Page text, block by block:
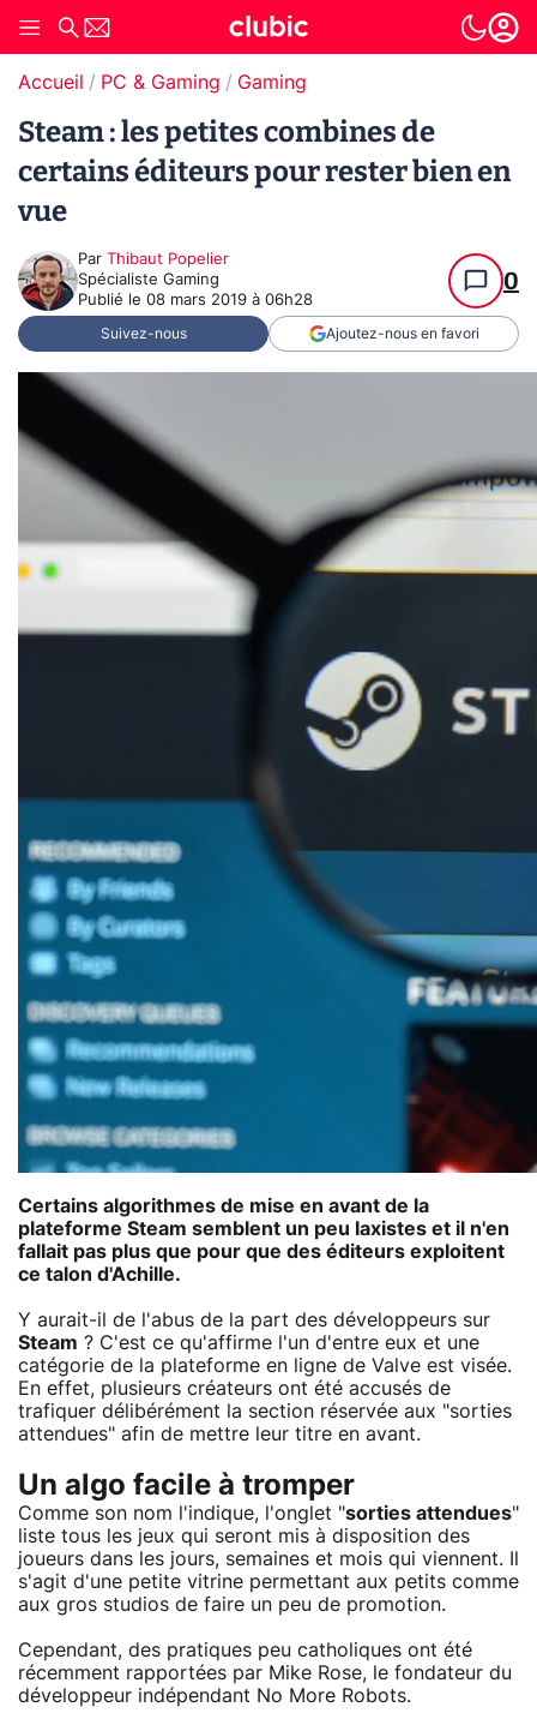
Accueil PC & Gaming Gaming
Steam : les petites combines de
certains éditeurs pour rester bien en
vue
Par Thibaut Popelier
Spécialiste Gaming
Publié le 08 mars 2019 à 06h28
0
Suivez-nous Ajoutez-nous en favori
Certains algorithmes de mise en avant de la
plateforme Steam semblent un peu laxistes et il n'en
fallait pas plus que pour que des éditeurs exploitent
ce talon d'Achille.
Y aurait-il de l'abus de la part des développeurs sur
Steam ? C'est ce qu'affirme l'un d'entre eux et une
catégorie de la plateforme en ligne de Valve est visée.
En effet, plusieurs créateurs ont été accusés de
trafiquer délibérément la section réservée aux "sorties
attendues" afin de mettre leur titre en avant.
Un algo facile à tromper
Comme son nom l'indique, l'onglet "sorties attendues"
liste tous les jeux qui seront mis à disposition des
joueurs dans les jours, semaines et mois qui viennent. Il
s'agit d'une petite vitrine permettant aux petits comme
aux gros studios de faire un peu de promotion.
Cependant, des pratiques peu catholiques ont été
récemment rapportées par Mike Rose, le fondateur du
développeur indépendant No More Robots.